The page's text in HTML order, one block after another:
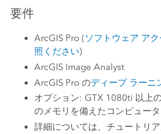
要件
ArcGIS Pro(ソフトウェア ア
照ください)
ArcGIS Image Analyst
ArcGIS Proのディープ ラーニ
オプション: GTX 1080ti 以上
のメモリを備えたコンピュー
詳細については、チュートリ